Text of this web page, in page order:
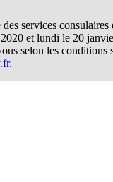
services
et lundi le 20
selon les conditions